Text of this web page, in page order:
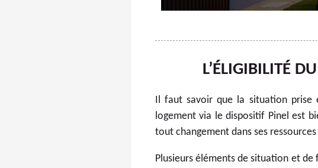
L’ÉLIGIBILITÉ
Il faut savoir que la situation
logement via le dispositif Pinel est
tout changement dans ses
Plusieurs éléments de situation et